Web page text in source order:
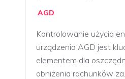
AGD
Kontrolowanie użycia
urządzenia AGD jest
elementem dla
obniżenia rachunków za…